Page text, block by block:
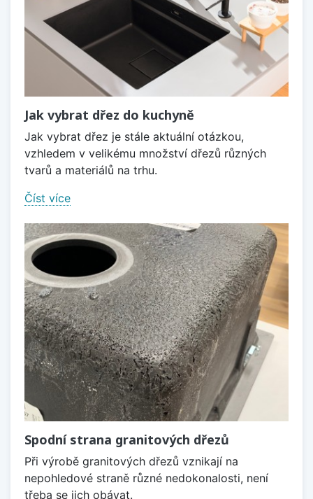
Jak vybrat dřez do kuchyně
Jak vybrat dřez je stále aktuální otázkou,
vzhledem v velikému množství dřezů různých
tvarů a materiálů na trhu.
Číst více
Spodní strana granitových dřezů
Při výrobě granitových dřezů vznikají na
nepohledové straně různé nedokonalosti, není
třeba se jich obávat.